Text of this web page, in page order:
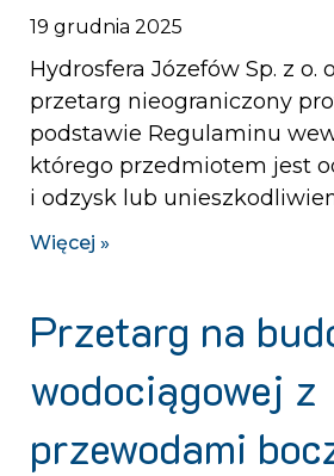
19 grudnia 2025
Hydrosfera Józefów Sp. z o.
przetarg nieograniczony
podstawie Regulaminu
którego przedmiotem jest
i odzysk lub
Więcej »
Przetarg na
wodociągowej z
przewodami